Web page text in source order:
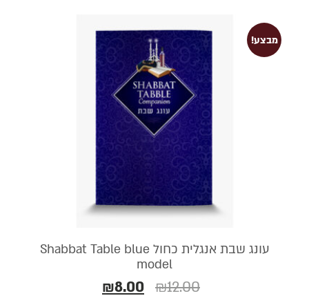
מבצע!
עונג שבת אנגלית כחול Shabbat Table blue
model
₪12.00
₪8.00